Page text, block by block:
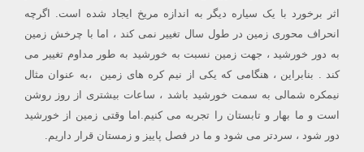
اثر برخورد با یک سیاره دیگر به اندازه مریخ ایجاد شده است. اگرچه
انحراف محوری زمین در طول سال تغییر نمی کند ، اما با چرخش زمین
به دور خورشید ، جهت زمین نسبت به خورشید به طور مداوم تغییر می
کند . بنابراین ، هنگامی که یکی از نیم کره های زمین ،به عنوان مثال
نیمکره شمالی به سمت خورشید باشد ، ساعات بیشتری از روز روشن
است و ما بهار و تابستان را تجربه می کنیم.اما وقتی زمین از خورشید
دور شود ، سردتر می شود و ما در فصل پاییز و زمستان قرار داریم.